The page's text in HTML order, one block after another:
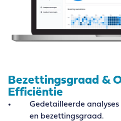
Bezettingsgraad &
Efficiëntie
Gedetailleerde
en bezettingsgraad.